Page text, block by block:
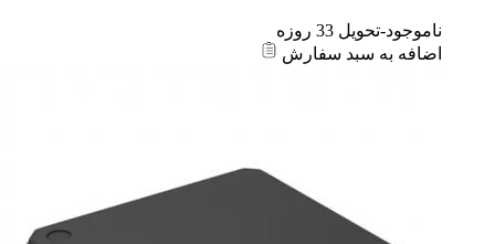
ناموجود-تحویل 33 روزه
اضافه به سبد سفارش